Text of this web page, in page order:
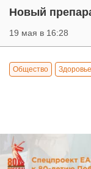
Новый
19 мая в 16:28
Общество Здоровье